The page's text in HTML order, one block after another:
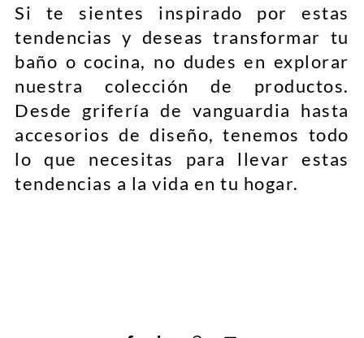
Si te sientes inspirado por estas
tendencias y deseas transformar tu
baño o cocina, no dudes en explorar
nuestra colección de productos.
Desde grifería de vanguardia hasta
accesorios de diseño, tenemos todo
lo que necesitas para llevar estas
tendencias a la vida en tu hogar.